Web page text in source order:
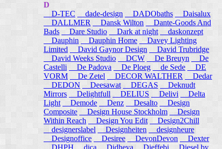
D
D-TEC
dade-design DADObaths
Daisalux
DALLMER
Dansk Wilton
Dante-Goods And
Bads
Dare Studio Dark at night
daskonzept
Dauphin
Dauphin Home
Davey Lighting
Limited
David Gaynor Design
David Trubridge
David Weeks Studio
DCW De Breuyn
De
Castelli
De Padova De Ploeg de Sede
DE
VORM
De Zetel DECOR WALTHER
Dedar
DEDON
Deesawat DEGAS
Deknudt
Mirrors
Delightfull DELIUS Delivi
Delta
Light
Demode Denz Desalto
Design
Composite
Design House Stockholm
Design
Within Reach
Design You Edit
Design2Chill
designerslabel
Designheiten
designheure
Designoffice
Desiree DevonDevon
Dexter